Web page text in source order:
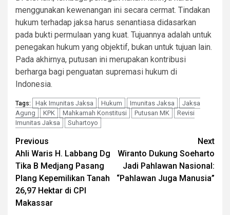
menggunakan kewenangan ini secara cermat. Tindakan
hukum terhadap jaksa harus senantiasa didasarkan
pada bukti permulaan yang kuat. Tujuannya adalah untuk
penegakan hukum yang objektif, bukan untuk tujuan lain.
Pada akhirnya, putusan ini merupakan kontribusi
berharga bagi penguatan supremasi hukum di
Indonesia.
Tags: Hak Imunitas Jaksa Hukum Imunitas Jaksa
Jaksa
Agung
KPK Mahkamah Konstitusi Putusan MK
Revisi
Imunitas Jaksa
Suhartoyo
Continue
Reading
Previous
Ahli Waris H. Labbang Dg
Tika B Medjang Pasang
Plang Kepemilikan Tanah
26,97 Hektar di CPI
Makassar
Next
Wiranto Dukung Soeharto
Jadi Pahlawan Nasional:
“Pahlawan Juga Manusia”